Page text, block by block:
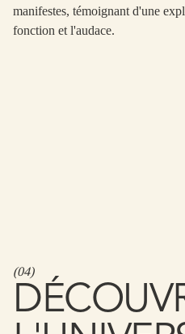
manifestes, témoignant d'une
fonction et l'audace.
(04)